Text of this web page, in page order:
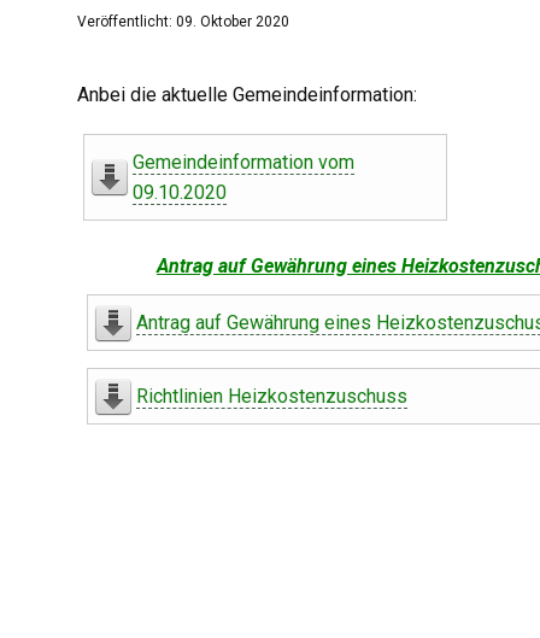
Veröffentlicht: 09. Oktober 2020
Anbei die aktuelle Gemeindeinformation:
Gemeindeinformation vom
09.10.2020
Antrag auf Gewährung eines
Antrag auf Gewährung eines
Richtlinien Heizkostenzuschuss